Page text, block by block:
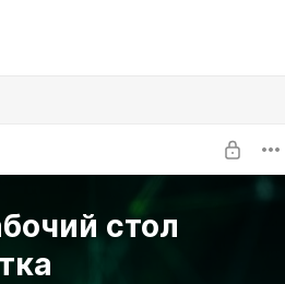
стол